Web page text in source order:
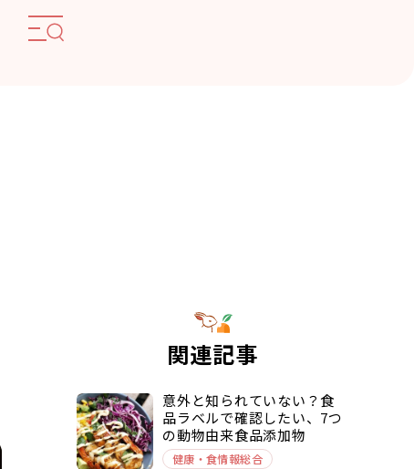
関連記事
意外と知られていない？食
品ラベルで確認したい、7つ
の動物由来食品添加物
健康・食情報総合